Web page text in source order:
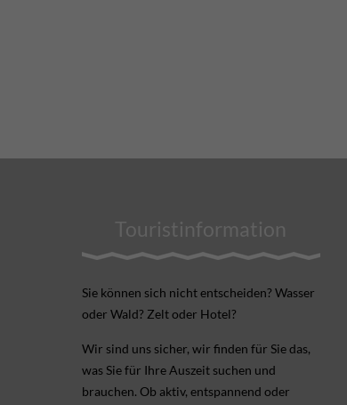
Touristinformation
Sie können sich nicht ent­scheiden? Wasser
oder Wald? Zelt oder Hotel?
Wir sind uns sicher, wir finden für Sie das,
was Sie für Ihre Aus­zeit suchen und
brauchen. Ob aktiv, ent­spannend oder